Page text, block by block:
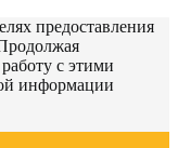
предоставления
с этими
информации